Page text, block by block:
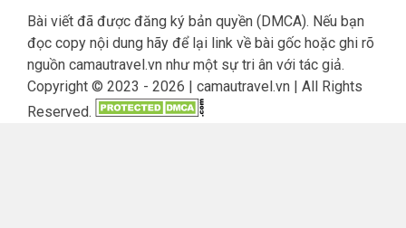
Bài viết đã được đăng ký bản quyền (DMCA). Nếu bạn
đọc copy nội dung hãy để lại link về bài gốc hoặc ghi rõ
nguồn camautravel.vn như một sự tri ân với tác giả.
Copyright © 2023 - 2026 | camautravel.vn | All Rights
Reserved.